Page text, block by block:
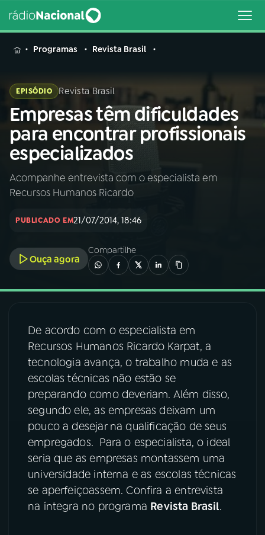
MENU
Buscar
na
Rádio
Nacional
Buscar
AO VIVO
INÍCIO
A RÁDIO
03PROGRAMAÇÃO
04PROGRAMAS
PODCASTS
06 VIDEOCASTS
07 ÚLTIMAS
08FESTIVAL DE MÚSICA
Programas Revista Brasil
EPISÓDIO Revista Brasil
Empresas têm dificuldades
para encontrar profissionais
especializados
Acompanhe entrevista com o especialista em
Recursos Humanos Ricardo
PUBLICADO EM21/07/2014, 18:46
Ouça agora
Compartilhe
De acordo com o especialista em
Recursos Humanos Ricardo Karpat, a
tecnologia avança, o trabalho muda e as
escolas técnicas não estão se
preparando como deveriam. Além disso,
segundo ele, as empresas deixam um
pouco a desejar na qualificação de seus
empregados. Para o especialista, o ideal
seria que as empresas montassem uma
universidade interna e as escolas técnicas
se aperfeiçoassem. Confira a entrevista
na íntegra no programa Revista Brasil.